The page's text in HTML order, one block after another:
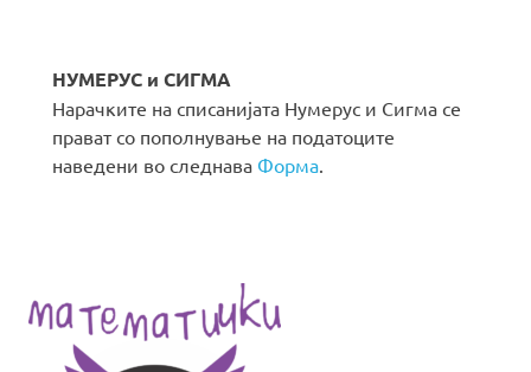
НУМЕРУС и СИГМА
Нарачките на списанијата Нумерус и Сигма се
прават со пополнување на податоците
наведени во следнава Форма.